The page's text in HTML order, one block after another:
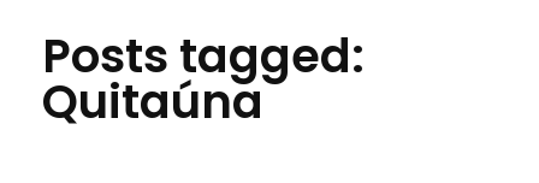
Posts tagged:
Quitaúna